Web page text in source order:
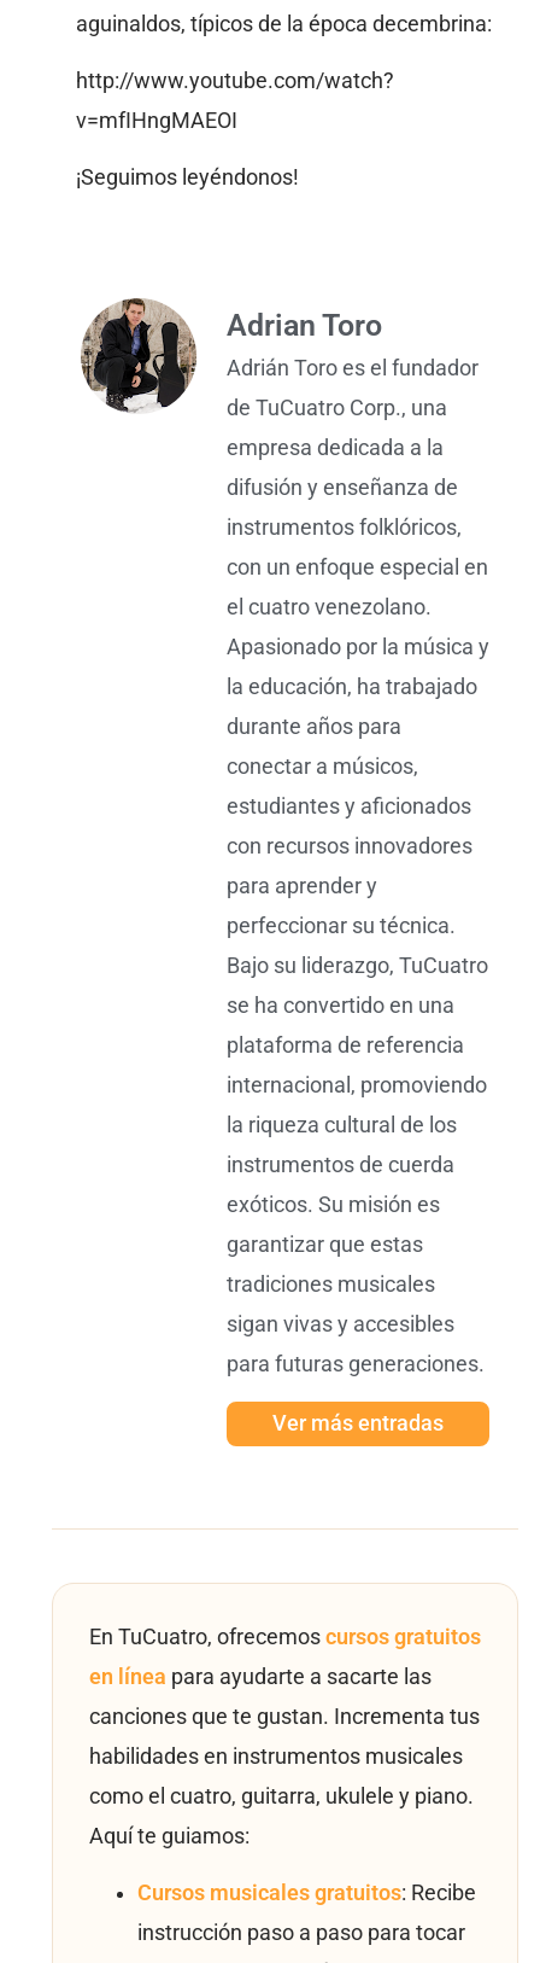
aguinaldos, típicos de la época decembrina:
http://www.youtube.com/watch?
v=mfIHngMAEOI
¡Seguimos leyéndonos!
Adrian Toro
Adrián Toro es el fundador
de TuCuatro Corp., una
empresa dedicada a la
difusión y enseñanza de
instrumentos folklóricos,
con un enfoque especial en
el cuatro venezolano.
Apasionado por la música y
la educación, ha trabajado
durante años para
conectar a músicos,
estudiantes y aficionados
con recursos innovadores
para aprender y
perfeccionar su técnica.
Bajo su liderazgo, TuCuatro
se ha convertido en una
plataforma de referencia
internacional, promoviendo
la riqueza cultural de los
instrumentos de cuerda
exóticos. Su misión es
garantizar que estas
tradiciones musicales
sigan vivas y accesibles
para futuras generaciones.
Ver más entradas
En TuCuatro, ofrecemos cursos gratuitos
en línea para ayudarte a sacarte las
canciones que te gustan. Incrementa tus
habilidades en instrumentos musicales
como el cuatro, guitarra, ukulele y piano.
Aquí te guiamos:
Cursos musicales gratuitos: Recibe
instrucción paso a paso para tocar